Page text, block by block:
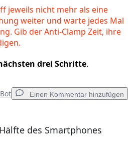
jeweils nicht mehr als eine
weiter und warte jedes Mal
Gib der Anti-Clamp Zeit, ihre
drei Schritte.
Einen Kommentar hinzufügen
Kommentar hinzufügen
des Smartphones